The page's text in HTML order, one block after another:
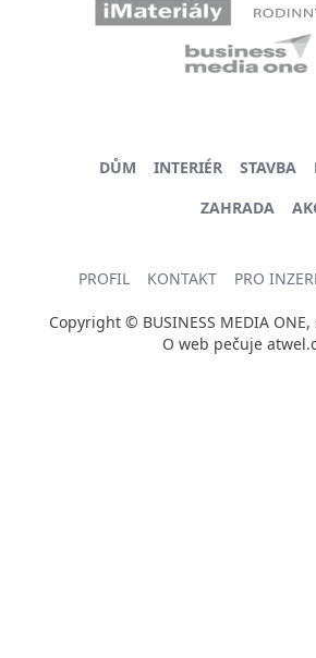
DŮM INTERIÉR STAVBA
ZAHRADA
PROFIL KONTAKT PRO
Copyright © BUSINESS MEDIA ONE,